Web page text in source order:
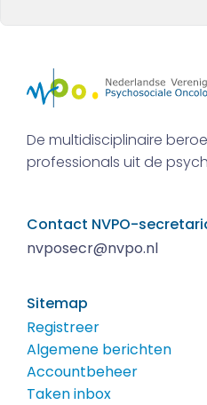
De multidisciplinaire
professionals uit de
Contact NVPO-
nvposecr@nvpo.nl
Sitemap
Registreer
Algemene berichten
Accountbeheer
Taken inbox